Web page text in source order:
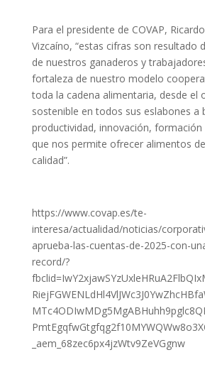
Para el presidente de COVAP,
Vizcaíno, “estas cifras son resultado
de nuestros ganaderos y
fortaleza de nuestro modelo
toda la cadena alimentaria, desde el
sostenible en todos sus eslabones a
productividad, innovación, formación
que nos permite ofrecer alimentos
calidad”.
https://www.covap.es/te-
interesa/actualidad/noticias/
aprueba-las-cuentas-de-2025-con-
record/?
_aem_68zec6px4jzWtv9ZeVGgnw